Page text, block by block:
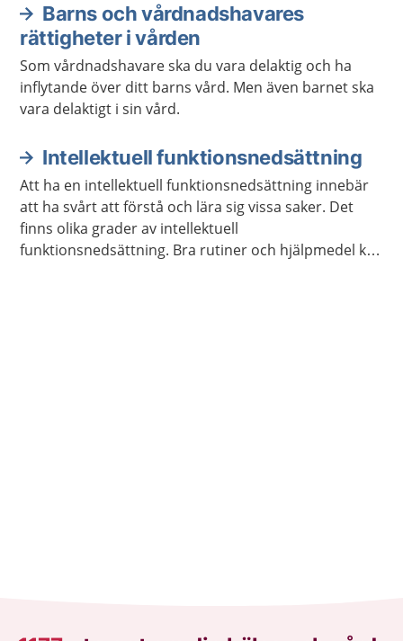
Barns och vårdnadshavares
rättigheter i vården
Som vårdnadshavare ska du vara delaktig och ha
inflytande över ditt barns vård. Men även barnet ska
vara delaktigt i sin vård.
Intellektuell funktionsnedsättning
Att ha en intellektuell funktionsnedsättning innebär
att ha svårt att förstå och lära sig vissa saker. Det
finns olika grader av intellektuell
funktionsnedsättning. Bra rutiner och hjälpmedel kan